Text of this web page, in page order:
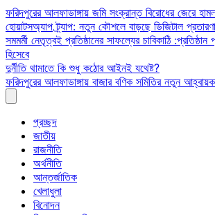
Skip
to
content
ফরিদপুরের আলফাডাঙ্গায় জমি সংক্রান্ত বিরোধের জেরে
হোয়াটসঅ্যাপ ট্র্যাপ: নতুন কৌশলে বাড়ছে ডিজিটাল প্রতারণা
সমমর্মী নেতৃত্বই প্রতিষ্ঠানের সাফল্যের চাবিকাঠি
হিসেবে
দুর্নীতি থামাতে কি শুধু কঠোর আইনই যথেষ্ট?
ফরিদপুরের আলফাডাঙ্গায় বাজার বণিক সমিতির নতুন
প্রচ্ছদ
জাতীয়
রাজনীতি
অর্থনীতি
আন্তর্জাতিক
খেলাধুলা
বিনোদন